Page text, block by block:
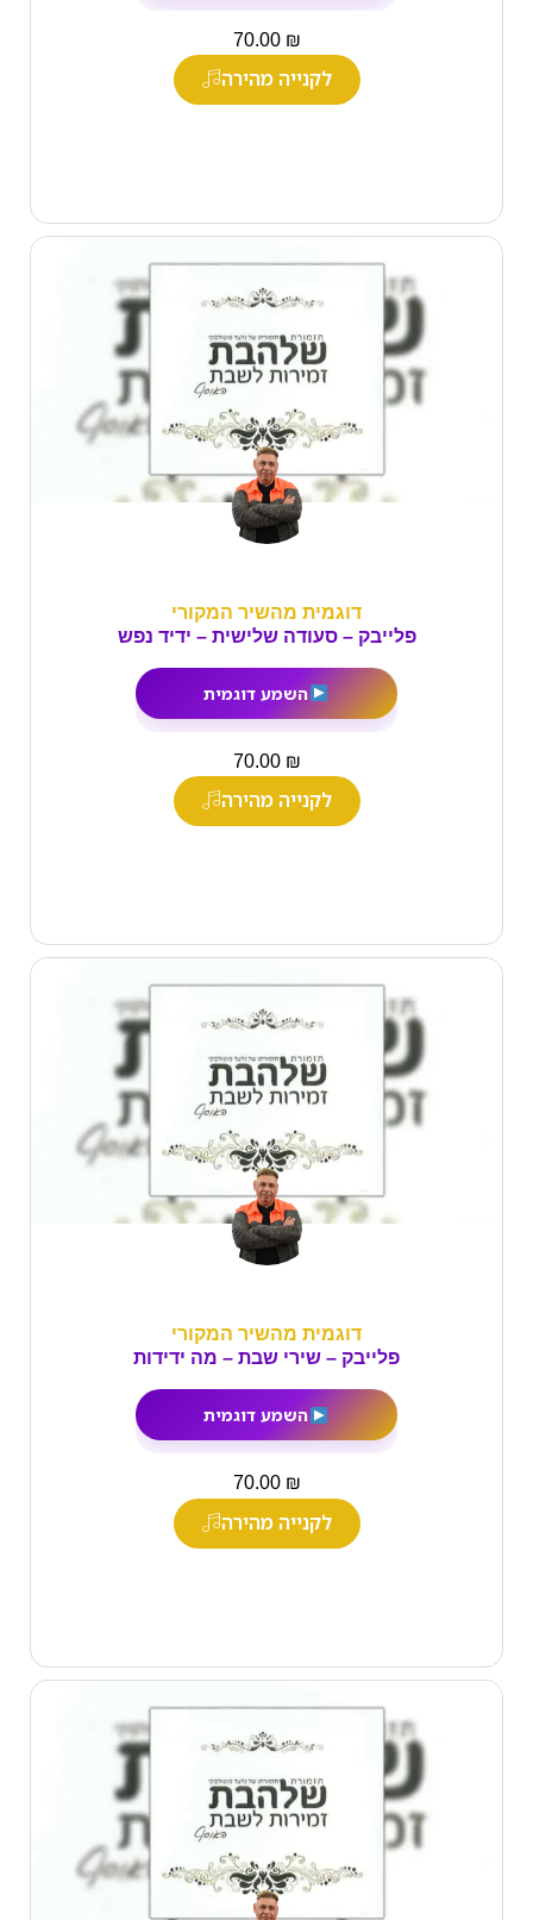
70.00 ₪
לקנייה מהירה
דוגמית מהשיר המקורי
פלייבק – סעודה שלישית – ידיד נפש
השמע דוגמית
70.00 ₪
לקנייה מהירה
דוגמית מהשיר המקורי
פלייבק – שירי שבת – מה ידידות
השמע דוגמית
70.00 ₪
לקנייה מהירה